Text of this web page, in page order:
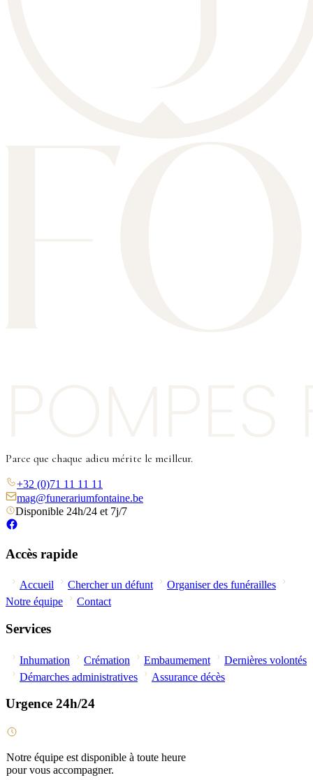
Parce que chaque adieu mérite le meilleur.
+32 (0)71 11 11 11
mag@funerariumfontaine.be
Disponible 24h/24 et 7j/7
Accès rapide
Accueil Chercher un défunt
Organiser des funérailles
Notre équipe
Contact
Services
Inhumation Crémation Embaumement
Dernières volontés
Démarches administratives
Assurance décès
Urgence 24h/24
Notre équipe est disponible à toute heure
pour vous accompagner.